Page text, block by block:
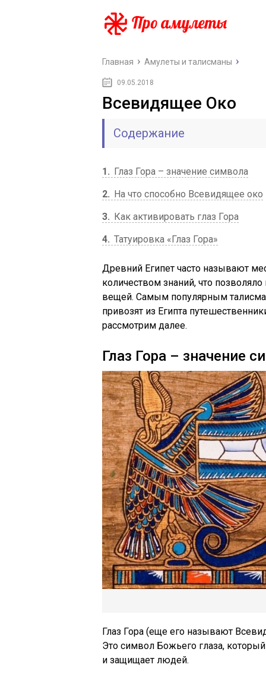
Главная Амулеты и талисманы
09.05.2018
Всевидящее Око
Содержание
1
Глаз Гора – значение символа
2
На что способно Всевидящее око
3
Как активировать глаз Гора
4 Татуировка «Глаз Гора»
Древний Египет часто называют
количеством знаний, что
вещей. Самым популярным
привозят из Египта
рассмотрим далее.
Глаз Гора – значение
Глаз Гора (еще его называют
Это символ Божьего глаза,
и защищает людей.